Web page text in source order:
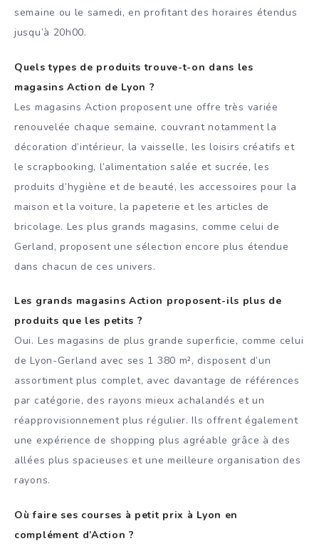
semaine ou le samedi, en profitant des horaires étendus
jusqu’à 20h00.
Quels types de produits trouve-t-on dans les
magasins Action de Lyon ?
Les magasins Action proposent une offre très variée
renouvelée chaque semaine, couvrant notamment la
décoration d’intérieur, la vaisselle, les loisirs créatifs et
le scrapbooking, l’alimentation salée et sucrée, les
produits d’hygiène et de beauté, les accessoires pour la
maison et la voiture, la papeterie et les articles de
bricolage. Les plus grands magasins, comme celui de
Gerland, proposent une sélection encore plus étendue
dans chacun de ces univers.
Les grands magasins Action proposent-ils plus de
produits que les petits ?
Oui. Les magasins de plus grande superficie, comme celui
de Lyon-Gerland avec ses 1 380 m², disposent d’un
assortiment plus complet, avec davantage de références
par catégorie, des rayons mieux achalandés et un
réapprovisionnement plus régulier. Ils offrent également
une expérience de shopping plus agréable grâce à des
allées plus spacieuses et une meilleure organisation des
rayons.
Où faire ses courses à petit prix à Lyon en
complément d’Action ?